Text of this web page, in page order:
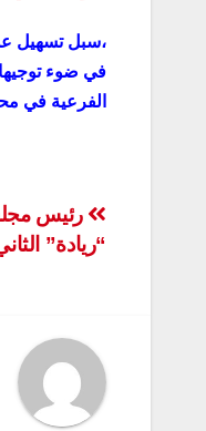
،سبل تسهيل
في ضوء توجيهات
الفرعية في
تصفّح
رئيس
“ريادة”